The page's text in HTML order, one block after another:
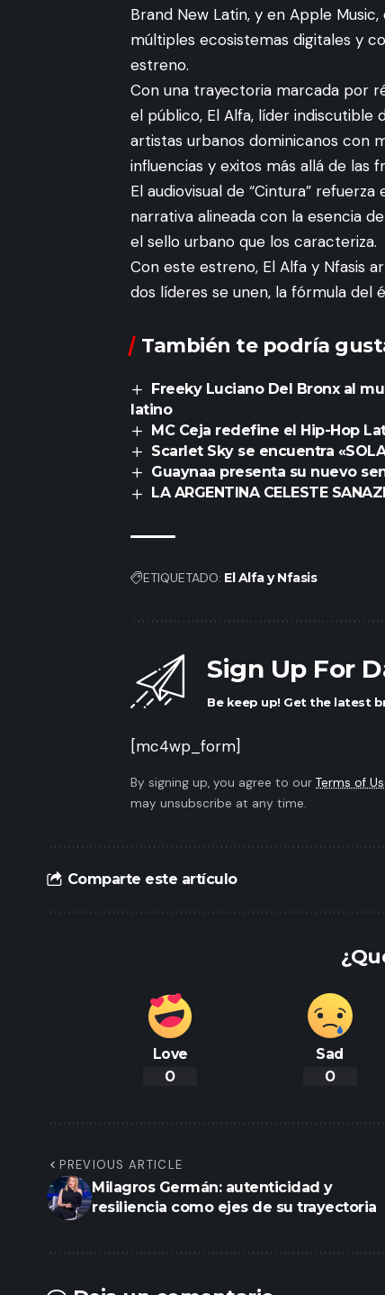
Brand New Latin, y en Apple
múltiples ecosistemas digitales y
estreno.
Con una trayectoria marcada por
el público, El Alfa, líder indiscutible
artistas urbanos dominicanos con
influencias y exitos más allá de las
El audiovisual de “Cintura”
narrativa alineada con la esencia
el sello urbano que los caracteriza.
Con este estreno, El Alfa y Nfasis
dos líderes se unen, la fórmula del
También te podría
Freeky Luciano Del Bronx al
latino
MC Ceja redefine el Hip-Hop
Scarlet Sky se encuentra
Guaynaa presenta su nuevo
LA ARGENTINA CELESTE
ETIQUETADO: El Alfa y Nfasis
Sign Up For
Be keep up! Get the latest
[mc4wp_form]
By signing up, you agree to our Terms of
may unsubscribe at any time.
Comparte este artículo
Love
0
Sad
0
PREVIOUS ARTICLE
Milagros Germán: autenticidad y
resiliencia como ejes de su trayectoria